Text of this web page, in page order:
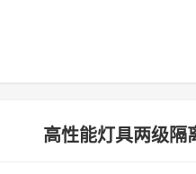
高性能灯具两级隔